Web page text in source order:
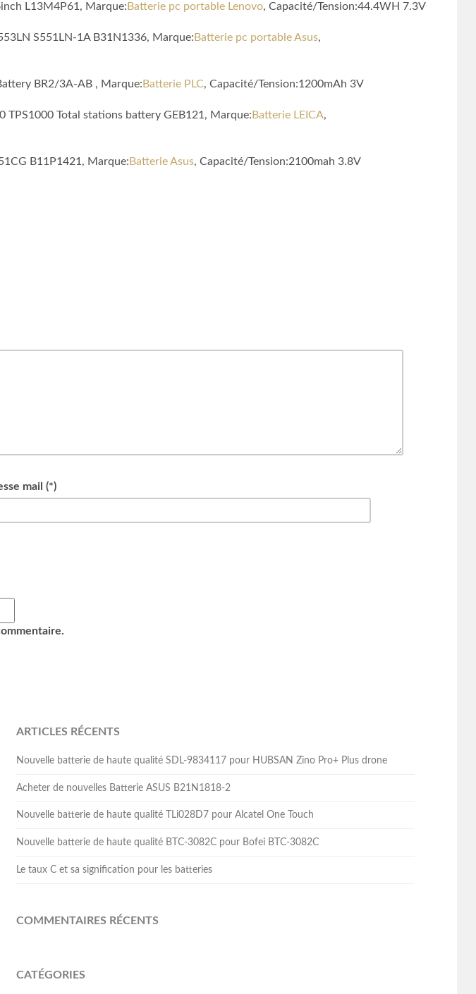
L13M4P61, Marque: Batterie pc portable Lenovo, Capacité/Tension:44.4WH 7.3V
S551LN-1A B31N1336, Marque: Batterie pc portable Asus,
BR2/3A-AB , Marque: Batterie PLC, Capacité/Tension:1200mAh 3V
TPS1000 Total stations battery GEB121, Marque: Batterie LEICA,
B11P1421, Marque: Batterie Asus, Capacité/Tension:2100mah 3.8V
mail (*)
ARTICLES RÉCENTS
Nouvelle batterie de haute qualité SDL-9834117 pour HUBSAN Zino Pro+ Plus drone
Acheter de nouvelles Batterie ASUS B21N1818-2
Nouvelle batterie de haute qualité TLi028D7 pour Alcatel One Touch
Nouvelle batterie de haute qualité BTC-3082C pour Bofei BTC-3082C
Le taux C et sa signification pour les batteries
COMMENTAIRES RÉCENTS
CATÉGORIES